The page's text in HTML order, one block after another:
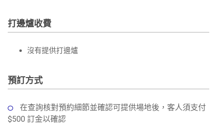
打邊爐收費
沒有提供打邊爐
預訂方式
在查詢核對預約細節並確認可提供場地後，客人須支付
$500 訂金以確認